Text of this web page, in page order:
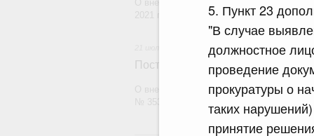
5. Пункт 23
"В случае
должностное
проведение
прокуратуры о
таких
принятие
Постановление Правительства
О внесении изменения в постановление